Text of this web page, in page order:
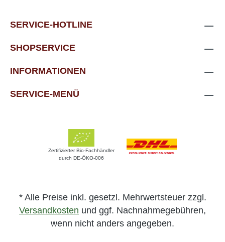
SERVICE-HOTLINE
SHOPSERVICE
INFORMATIONEN
SERVICE-MENÜ
Zertifizierter Bio-Fachhändler
durch DE-ÖKO-006
* Alle Preise inkl. gesetzl. Mehrwertsteuer zzgl.
Versandkosten und ggf. Nachnahmegebühren,
wenn nicht anders angegeben.